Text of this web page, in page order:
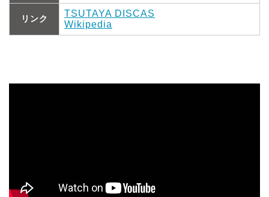
リンク
TSUTAYA DISCAS
Wikipedia